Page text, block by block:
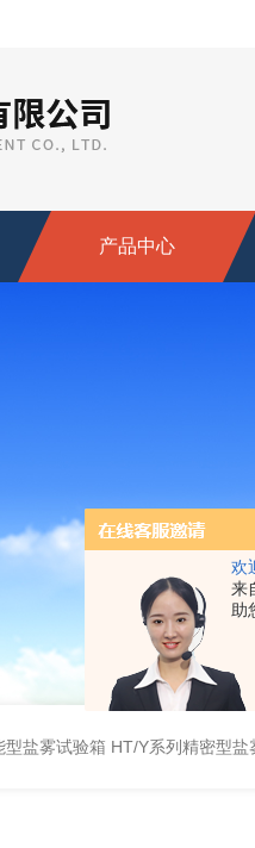
欢
来
助
产品中心
型盐雾试验箱 HT/Y系列精密型盐